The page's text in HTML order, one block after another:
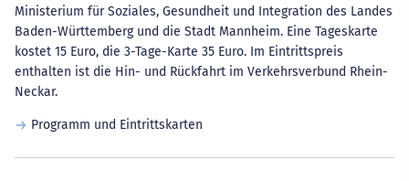
Ministerium für Soziales, Gesundheit und Integration des Landes
Baden-Württemberg und die Stadt Mannheim. Eine Tageskarte
kostet 15 Euro, die 3-Tage-Karte 35 Euro. Im Eintrittspreis
enthalten ist die Hin- und Rückfahrt im Verkehrsverbund Rhein-
Neckar.
Programm und Eintrittskarten